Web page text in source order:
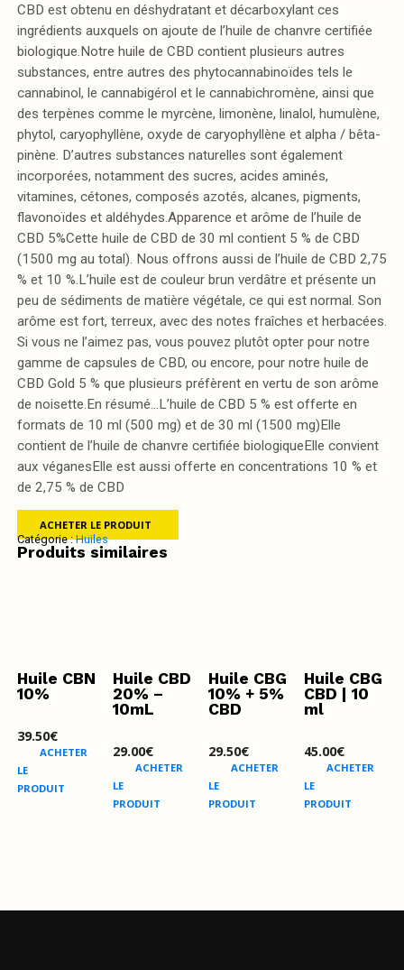
CBD est obtenu en déshydratant et décarboxylant ces
ingrédients auxquels on ajoute de l’huile de chanvre certifiée
biologique.Notre huile de CBD contient plusieurs autres
substances, entre autres des phytocannabinoïdes tels le
cannabinol, le cannabigérol et le cannabichromène, ainsi que
des terpènes comme le myrcène, limonène, linalol, humulène,
phytol, caryophyllène, oxyde de caryophyllène et alpha / bêta-
pinène. D’autres substances naturelles sont également
incorporées, notamment des sucres, acides aminés,
vitamines, cétones, composés azotés, alcanes, pigments,
flavonoïdes et aldéhydes.Apparence et arôme de l’huile de
CBD 5%Cette huile de CBD de 30 ml contient 5 % de CBD
(1500 mg au total). Nous offrons aussi de l’huile de CBD 2,75
% et 10 %.L’huile est de couleur brun verdâtre et présente un
peu de sédiments de matière végétale, ce qui est normal. Son
arôme est fort, terreux, avec des notes fraîches et herbacées.
Si vous ne l’aimez pas, vous pouvez plutôt opter pour notre
gamme de capsules de CBD, ou encore, pour notre huile de
CBD Gold 5 % que plusieurs préfèrent en vertu de son arôme
de noisette.En résumé…L’huile de CBD 5 % est offerte en
formats de 10 ml (500 mg) et de 30 ml (1500 mg)Elle
contient de l’huile de chanvre certifiée biologiqueElle convient
aux véganesElle est aussi offerte en concentrations 10 % et
de 2,75 % de CBD
ACHETER LE PRODUIT
Catégorie :Huiles
Produits similaires
Huile CBN
10%
39.50€
ACHETER
LE
PRODUIT
Huile CBD
20% –
10mL
29.00€
ACHETER
LE
PRODUIT
Huile CBG
10% + 5%
CBD
29.50€
ACHETER
LE
PRODUIT
Huile CBG
CBD | 10
ml
45.00€
ACHETER
LE
PRODUIT